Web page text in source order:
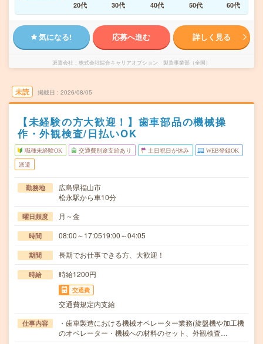
20代
30代 40代 50代 60代
気になる! 応募へ進む 詳しく見る
派遣会社 株式会社綜合キャリアオプション 製造事業部（全国）
未読 掲載日 2026/08/05
【未経験の方大歓迎！】歯車部品の機械操
作・外観検査/日払いOK
職種未経験OK 交通費別途支給あり 土日祝日が休み WEB登録OK
派遣
勤務地
広島県福山市
松永駅から車10分
曜日頻度 月～金
時間 08:00～17:0519:00～04:05
期間 長期でお仕事できる方、大歓迎！
時給 時給1200円
交通費
交通費規定内支給
仕事内容
・歯車製造における機械オペレーター業務(旋盤機や加工機
のオペレーター・機械への材料のセット、外観検査…